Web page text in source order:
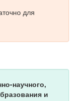
для
научного,
и